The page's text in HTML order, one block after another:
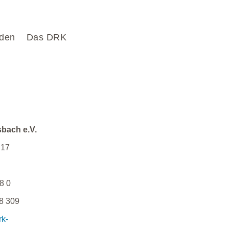
Das DRK
e.V.
0
309